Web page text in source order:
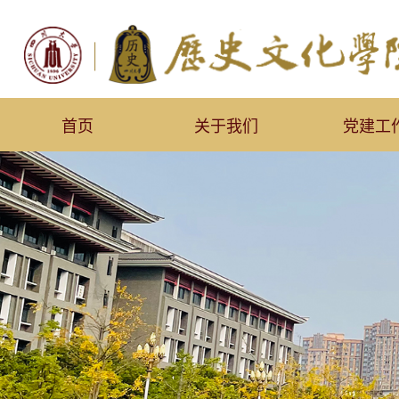
首页 关于我们 党建工